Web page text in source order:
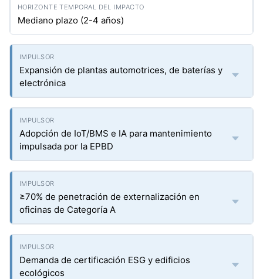
Mediano plazo (2-4 años)
Expansión de plantas automotrices, de baterías y
electrónica
Adopción de IoT/BMS e IA para mantenimiento
impulsada por la EPBD
≥70% de penetración de externalización en
oficinas de Categoría A
Demanda de certificación ESG y edificios
ecológicos